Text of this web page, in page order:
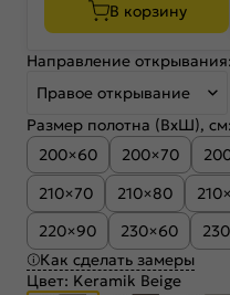
В корзину
Направление открывания:
Правое открывание
Размер полотна (ВхШ), см:
200×60
200×70
210×70
210×80
220×90
230×60
Как сделать замеры
Цвет: Keramik Beige